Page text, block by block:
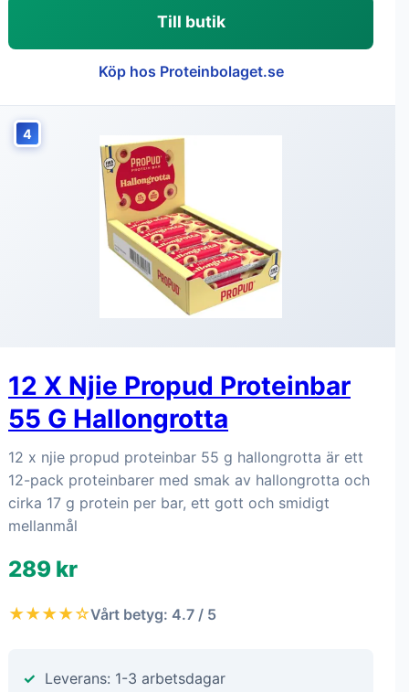
Till butik
Köp hos Proteinbolaget.se
4
12 X Njie Propud Proteinbar
55 G Hallongrotta
12 x njie propud proteinbar 55 g hallongrotta är ett
12-pack proteinbarer med smak av hallongrotta och
cirka 17 g protein per bar, ett gott och smidigt
mellanmål
289 kr
★★★★☆Vårt betyg: 4.7 / 5
Leverans: 1-3 arbetsdagar